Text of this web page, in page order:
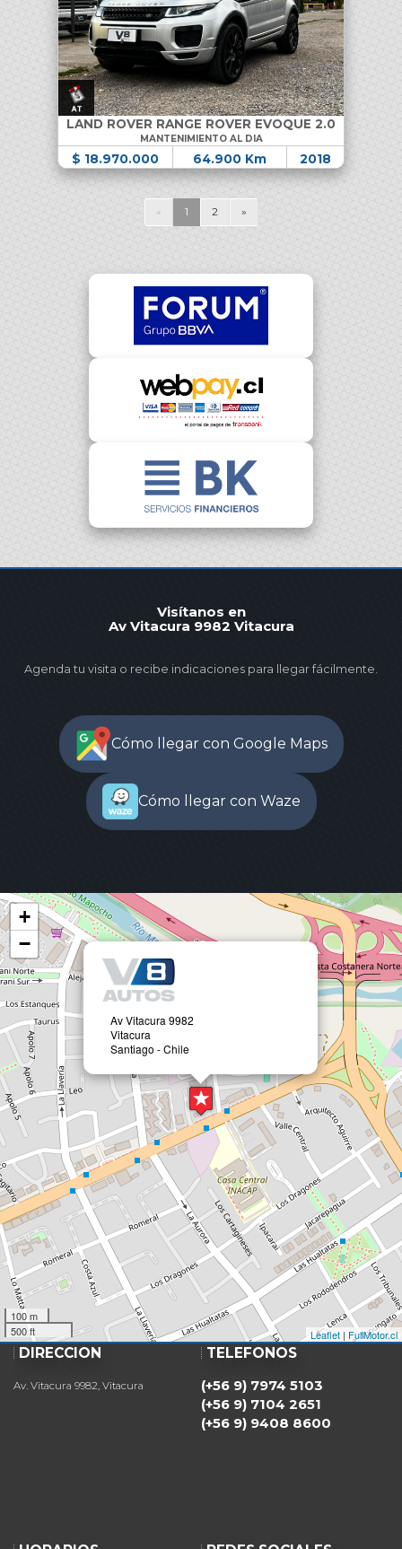
LAND ROVER RANGE ROVER EVOQUE 2.0
MANTENIMIENTO AL DIA
$ 18.970.000 64.900 Km 2018
« 1 2 »
Visítanos en
Av Vitacura 9982 Vitacura
Agenda tu visita o recibe indicaciones para llegar fácilmente.
Cómo llegar con Google Maps
Cómo llegar con Waze
Av Vitacura 9982
Vitacura
Santiago - Chile
+
−
100 m
500 ft
Leaflet | FullMotor.cl
DIRECCIÓN
Av. Vitacura 9982, Vitacura
TELÉFONOS
(+56 9) 7974 5103
(+56 9) 7104 2651
(+56 9) 9408 8600